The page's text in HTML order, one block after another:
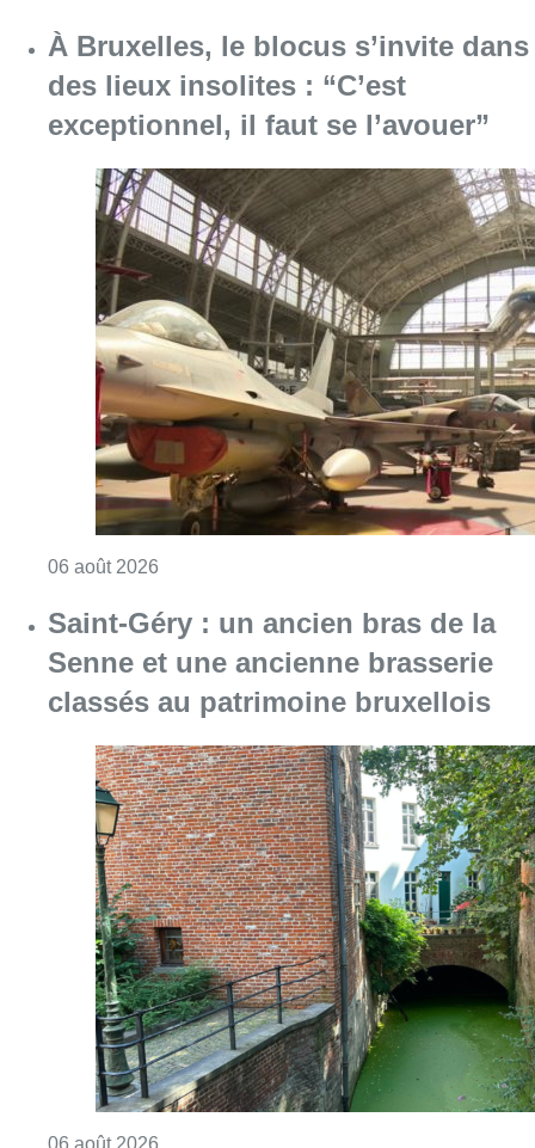
À Bruxelles, le blocus s’invite dans
des lieux insolites : “C’est
exceptionnel, il faut se l’avouer”
06 août 2026
Saint-Géry : un ancien bras de la
Senne et une ancienne brasserie
classés au patrimoine bruxellois